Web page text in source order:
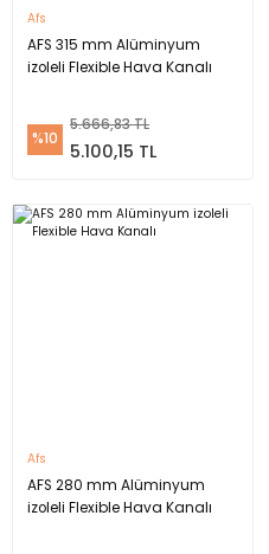
Afs
AFS 315 mm Alüminyum
izoleli Flexible Hava Kanalı
%10
5.666,83 TL
5.100,15 TL
Afs
AFS 280 mm Alüminyum
izoleli Flexible Hava Kanalı